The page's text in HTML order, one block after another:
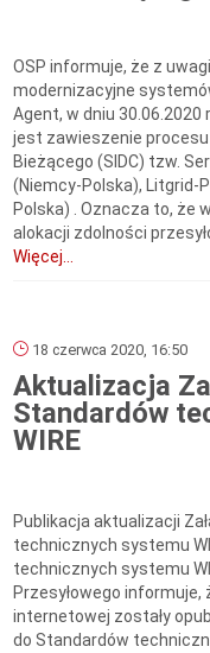
OSP informuje, że z
modernizacyjne
Agent, w dniu 30.06.2020
jest zawieszenie procesu
Bieżącego (SIDC) tzw.
(Niemcy-Polska), Litgrid-
Polska) . Oznacza to, że
alokacji zdolności
Więcej...
18 czerwca 2020, 16:50
Aktualizacja
Standardów
WIRE
Publikacja aktualizacji
technicznych systemu
technicznych systemu
Przesyłowego
internetowej zostały
do Standardów